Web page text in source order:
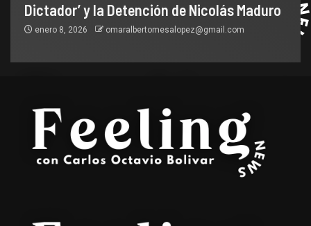
Dictador’ y la Detención de Nicolás Maduro
enero 8, 2026 omaralbertomesalopez@gmail.com